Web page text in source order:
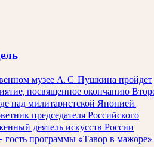
музее А. С. Пушкина пройдет
посвященное окончанию
над милитаристской Японией.
председателя Российского
деятель искусств России
программы «Тавор в мажоре».